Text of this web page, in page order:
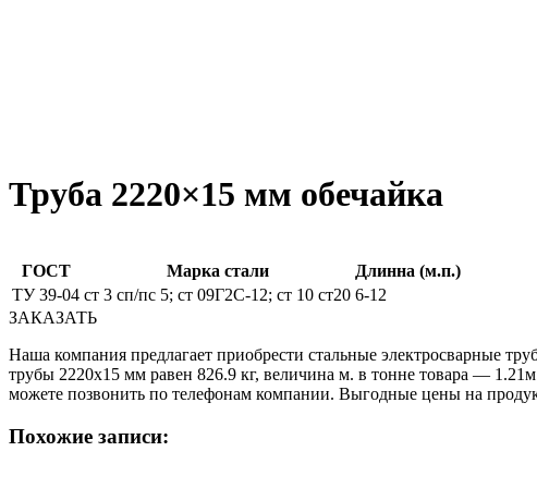
Труба 2220×15 мм обечайка
ГОСТ Марка стали
Длинна (м.п.)
ТУ 39-04 ст 3 сп/пс 5; ст 09Г2С-12; ст 10 ст20 6-12
ЗАКАЗАТЬ
Наша компания предлагает приобрести стальные электросварные
трубы 2220х15 мм равен 826.9 кг, величина м. в тонне товара —
можете позвонить по телефонам компании. Выгодные цены на
Похожие записи: